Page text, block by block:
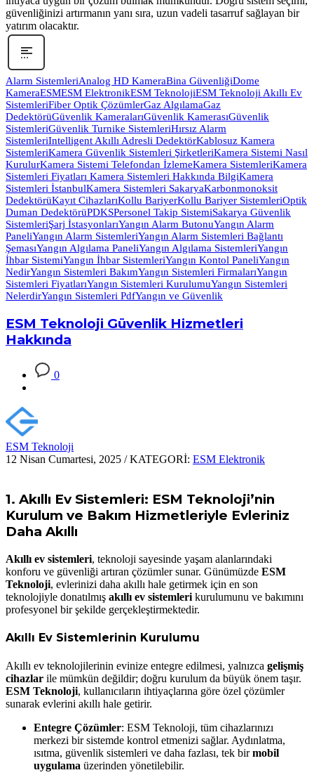
güvenliğinizi artırmanın yanı sıra, uzun vadeli tasarruf sağlayan bir
yatırım olacaktır.
Alarm SistemleriAnalog HD KameraBina GüvenliğiDome
KameraESMESM ElektronikESM TeknolojiESM Teknoloji Akıllı Ev
SistemleriFiber Optik ÇözümlerGaz AlgılamaGaz
DedektörüGüvenlik KameralarıGüvenlik KamerasıGüvenlik
SistemleriGüvenlik Turnike SistemleriHırsız Alarm
SistemleriIntelligent Akıllı Adresli DedektörKablosuz Kamera
SistemleriKamera Güvenlik Sistemleri ŞirketleriKamera Sistemi Nasıl
KurulurKamera Sistemi Telefondan İzlemeKamera SistemleriKamera
Sistemleri Fiyatları Kamera Sistemleri Hakkında BilgiKamera
Sistemleri İstanbulKamera Sistemleri SakaryaKarbonmonoksit
DedektörüKayıt CihazlarıKollu BariyerKollu Bariyer SistemleriOptik
Duman DedektörüPDKSPersonel Takip SistemiSakarya Güvenlik
SistemleriŞarj İstasyonlarıYangın Alarm ButonuYangın Alarm
PaneliYangın Alarm SistemleriYangın Alarm Sistemleri Bağlantı
ŞemasıYangın Algılama PaneliYangın Algılama SistemleriYangın
İhbar SistemiYangın İhbar SistemleriYangın Kontol PaneliYangın
NedirYangın Sistemleri BakımYangın Sistemleri FirmalarıYangın
Sistemleri FiyatlarıYangın Sistemleri KurulumuYangın Sistemleri
NelerdirYangın Sistemleri PdfYangın ve Güvenlik
ESM Teknoloji Güvenlik Hizmetleri
Hakkında
0
ESM Teknoloji
12 Nisan Cumartesi, 2025 / KATEGORİ: ESM Elektronik
1. Akıllı Ev Sistemleri: ESM Teknoloji’nin
Kurulum ve Bakım Hizmetleriyle Evleriniz
Daha Akıllı
Akıllı ev sistemleri, teknoloji sayesinde yaşam alanlarındaki
konforu ve güvenliği artıran çözümler sunar. Günümüzde ESM
Teknoloji, evlerinizi daha akıllı hale getirmek için en son
teknolojiyle donatılmış akıllı ev sistemleri kurulumunu ve bakımını
profesyonel bir şekilde gerçekleştirmektedir.
Akıllı Ev Sistemlerinin Kurulumu
Akıllı ev teknolojilerinin evinize entegre edilmesi, yalnızca gelişmiş
cihazlar ile mümkün değildir; doğru kurulum da büyük önem taşır.
ESM Teknoloji, kullanıcıların ihtiyaçlarına göre özel çözümler
sunarak evlerini akıllı hale getirir.
Entegre Çözümler: ESM Teknoloji, tüm cihazlarınızı
merkezi bir sistemde kontrol etmenizi sağlar. Aydınlatma,
ısıtma, güvenlik sistemleri ve daha fazlası, tek birmobil
uygulama üzerinden yönetilebilir.